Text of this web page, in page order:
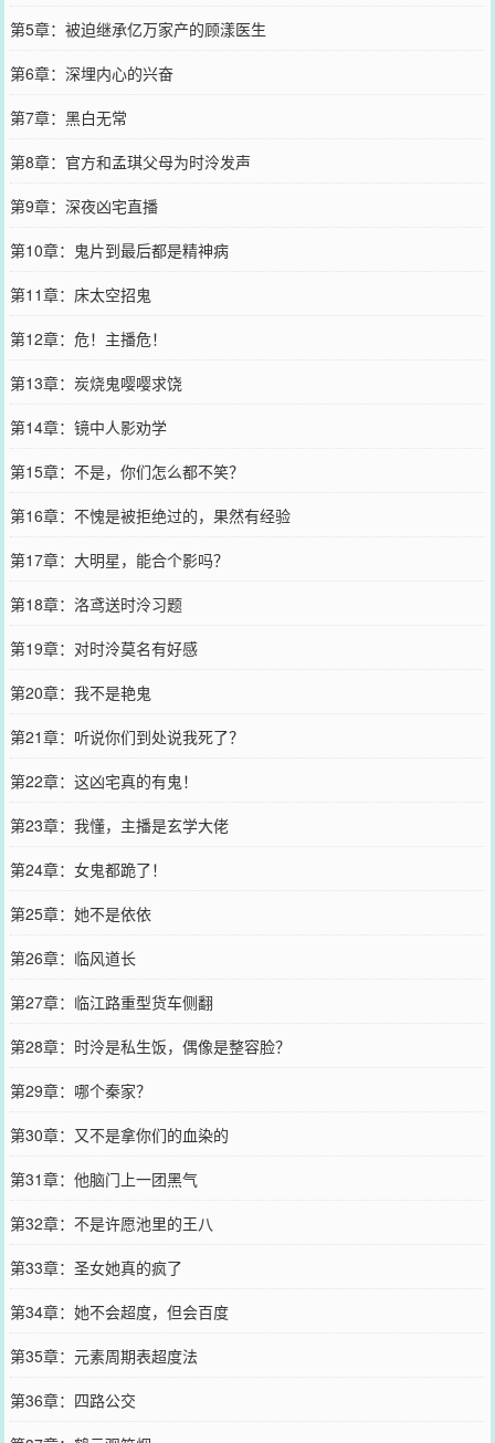
第5章：被迫继承亿万家产的顾漾医生
第6章：深埋内心的兴奋
第7章：黑白无常
第8章：官方和孟琪父母为时泠发声
第9章：深夜凶宅直播
第10章：鬼片到最后都是精神病
第11章：床太空招鬼
第12章：危！主播危！
第13章：炭烧鬼嘤嘤求饶
第14章：镜中人影劝学
第15章：不是，你们怎么都不笑？
第16章：不愧是被拒绝过的，果然有经验
第17章：大明星，能合个影吗？
第18章：洛鸢送时泠习题
第19章：对时泠莫名有好感
第20章：我不是艳鬼
第21章：听说你们到处说我死了？
第22章：这凶宅真的有鬼！
第23章：我懂，主播是玄学大佬
第24章：女鬼都跪了！
第25章：她不是依依
第26章：临风道长
第27章：临江路重型货车侧翻
第28章：时泠是私生饭，偶像是整容脸？
第29章：哪个秦家？
第30章：又不是拿你们的血染的
第31章：他脑门上一团黑气
第32章：不是许愿池里的王八
第33章：圣女她真的疯了
第34章：她不会超度，但会百度
第35章：元素周期表超度法
第36章：四路公交